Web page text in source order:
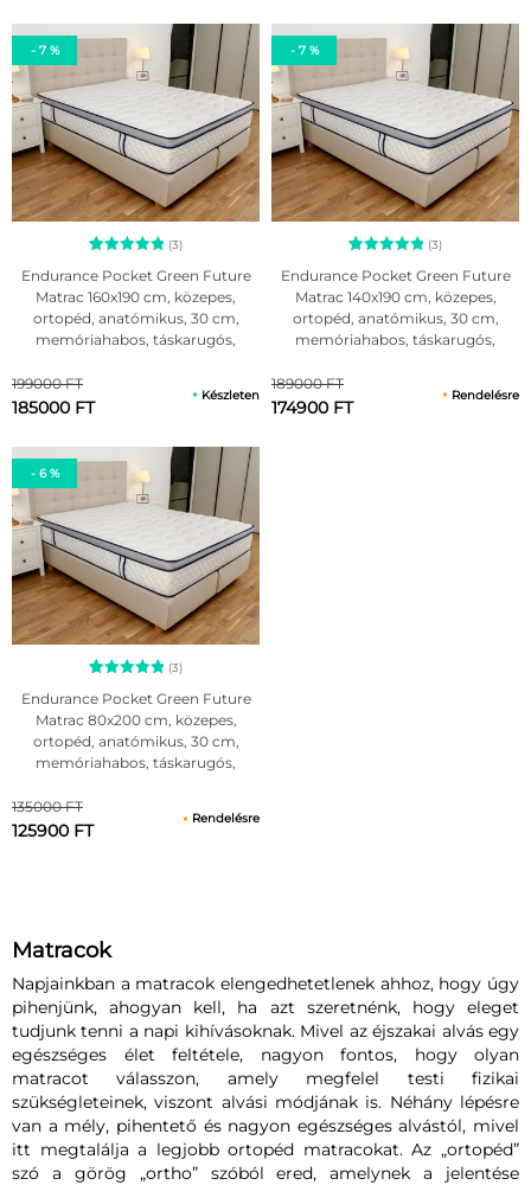
- 7 %
Értékelés
5.00
az 5-ből,
3
értékelés
alapján
(3)
Endurance Pocket Green Future
Matrac 160x190 cm, közepes,
ortopéd, anatómikus, 30 cm,
memóriahabos, táskarugós,
199000 FT
185000 FT
Készleten
- 7 %
Értékelés
5.00
az 5-ből,
3
értékelés
alapján
(3)
Endurance Pocket Green Future
Matrac 140x190 cm, közepes,
ortopéd, anatómikus, 30 cm,
memóriahabos, táskarugós,
189000 FT
174900 FT
Rendelésre
- 6 %
Értékelés
5.00
az 5-ből,
3
értékelés
alapján
(3)
Endurance Pocket Green Future
Matrac 80x200 cm, közepes,
ortopéd, anatómikus, 30 cm,
memóriahabos, táskarugós,
135000 FT
125900 FT
Rendelésre
Matracok
Napjainkban a matracok elengedhetetlenek ahhoz, hogy úgy
pihenjünk, ahogyan kell, ha azt szeretnénk, hogy eleget
tudjunk tenni a napi kihívásoknak. Mivel az éjszakai alvás egy
egészséges élet feltétele, nagyon fontos, hogy olyan
matracot válasszon, amely megfelel testi fizikai
szükségleteinek, viszont alvási módjának is. Néhány lépésre
van a mély, pihentető és nagyon egészséges alvástól, mivel
itt megtalálja a legjobb ortopéd matracokat. Az „ortopéd”
szó a görög „ortho” szóból ered, amelynek a jelentése